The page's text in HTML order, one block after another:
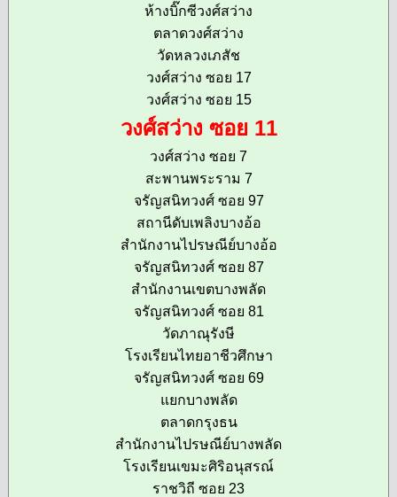
ห้างบิ๊กซีวงศ์สว่าง
ตลาดวงศ์สว่าง
วัดหลวงเภสัช
วงศ์สว่าง ซอย 17
วงศ์สว่าง ซอย 15
วงศ์สว่าง ซอย 11
วงศ์สว่าง ซอย 7
สะพานพระราม 7
จรัญสนิทวงศ์ ซอย 97
สถานีดับเพลิงบางอ้อ
สำนักงานไปรษณีย์บางอ้อ
จรัญสนิทวงศ์ ซอย 87
สำนักงานเขตบางพลัด
จรัญสนิทวงศ์ ซอย 81
วัดภาณุรังษี
โรงเรียนไทยอาชีวศึกษา
จรัญสนิทวงศ์ ซอย 69
แยกบางพลัด
ตลาดกรุงธน
สำนักงานไปรษณีย์บางพลัด
โรงเรียนเขมะศิริอนุสรณ์
ราชวิถี ซอย 23